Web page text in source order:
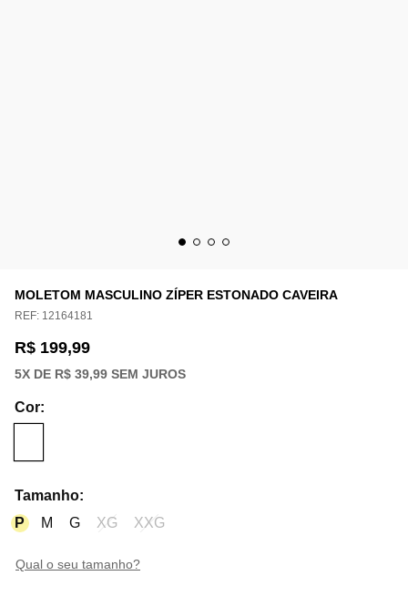
MOLETOM MASCULINO ZÍPER ESTONADO CAVEIRA
REF: 12164181
R$ 199,99
5X DE R$ 39,99 SEM JUROS
Cor:
Tamanho:
P
M G XG XXG
qual o seu tamanho?